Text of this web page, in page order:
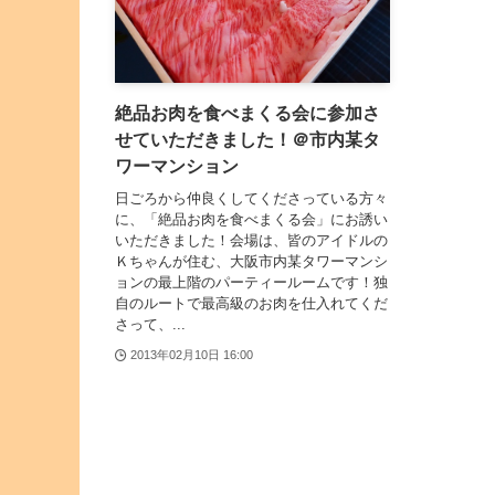
絶品お肉を食べまくる会に参加さ
せていただきました！＠市内某タ
ワーマンション
日ごろから仲良くしてくださっている方々
に、「絶品お肉を食べまくる会」にお誘い
いただきました！会場は、皆のアイドルの
Ｋちゃんが住む、大阪市内某タワーマンシ
ョンの最上階のパーティールームです！独
自のルートで最高級のお肉を仕入れてくだ
さって、...
2013年02月10日 16:00